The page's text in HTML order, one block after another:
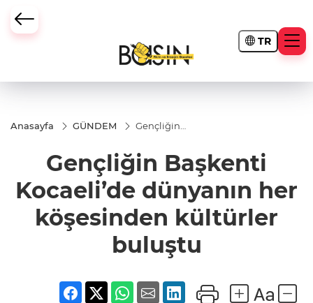
TR
Anasayfa GÜNDEM
Gençliğin
dünyanın
her
köşesinden
kültürler
Gençliğin Başkenti
Kocaeli’de dünyanın her
köşesinden kültürler
buluştu